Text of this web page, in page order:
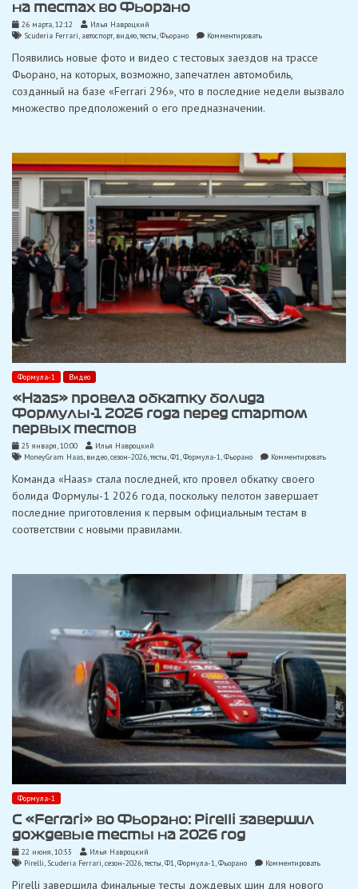
на тестах во Фьорано
26 марта, 12:12
Илья Навроцкий
Scuderia Ferrari, автоспорт, видео,тесты,Фьорано Комментироватьon
снимки:
загадочный
«Ferrari»
на
во
Появились новые фото и видео с тестовых заездов на трассе
Фьорано, на которых, возможно, запечатлен автомобиль,
созданный на базе «Ferrari 296», что в последние недели вызвало
множество предположений о его предназначении.
Формула-1 Видео
«Haas» провела обкатку болида
Формулы-1 2026 года перед стартом
первых тестов
25 января, 10:00
Илья Навроцкий
MoneyGram Haas, видео,сезон-2026,тесты,Ф1,Формула-1,Фьорано Комментироватьon
тестов
Команда «Haas» стала последней, кто провел обкатку своего
болида Формулы-1 2026 года, поскольку пелотон завершает
последние приготовления к первым официальным тестам в
соответствии с новыми правилами.
Формула-1
С «Ferrari» во Фьорано: Pirelli завершил
дождевые тесты на 2026 год
22 июня, 10:53
Илья Навроцкий
Pirelli, Scuderia Ferrari,сезон-2026,тесты,Ф1,Формула-1,Фьорано Комментироватьon
«Ferrari»
Pirelli завершила финальные тесты дождевых шин для нового